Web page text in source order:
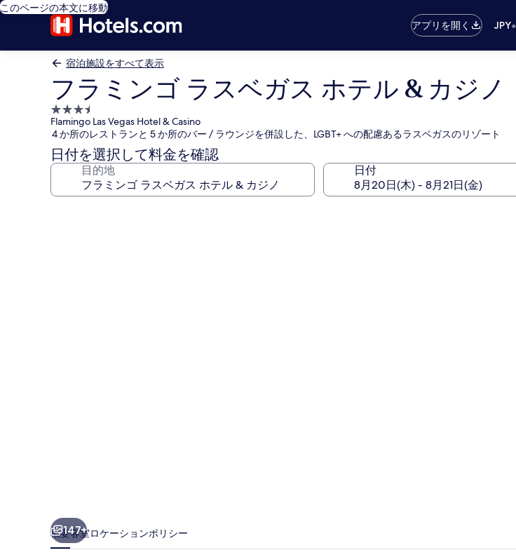
このページの本文に移動
アプリを開く
JPY•
宿泊施設をすべて表示
フラミンゴ ラスベガス ホテル & カジノ
3.5
つ
星
宿
泊
Flamingo Las Vegas Hotel & Casino
4 か所のレストランと 5 か所のバー / ラウンジを併設した、LGBT+ への配慮あるラスベガスのリゾート
日付を選択して料金を確認
目的地 日付
カ
ジ
147+
概要客室ロケーションポリシー